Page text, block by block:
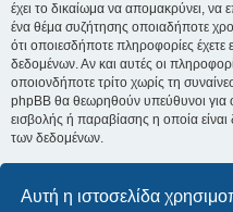
Αυτή η ιστοσελίδα
έχει το δικαίωμα να απομακρύνει, να
ένα θέμα συζήτησης οποιαδήποτε
ότι οποιεσδήποτε πληροφορίες έχετε
δεδομένων. Αν και αυτές οι
οποιονδήποτε τρίτο χωρίς τη
phpBB θα θεωρηθούν υπεύθυνοι για
εισβολής ή παραβίασης η οποία
των δεδομένων.